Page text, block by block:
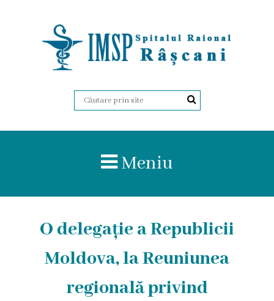
Despre
Administrația
Certificate
Regulament
intern
Transparență
Meniu
O delegație a Republicii
Moldova, la Reuniunea
regională privind